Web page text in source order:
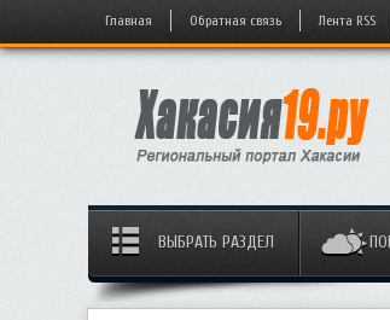
Главная Обратная связь Лента RSS
ВЫБРАТЬ РАЗДЕЛ